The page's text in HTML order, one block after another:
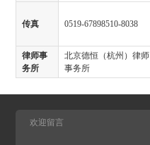
传真 0519-67898510-8038
律师事
务所
北京德恒（杭州）律师
事务所